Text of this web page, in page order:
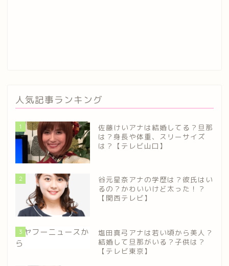
人気記事ランキング
1
佐藤けいアナは結婚してる？旦那
は？身長や体重、スリーサイズ
は？【テレビ山口】
2
谷元星奈アナの学歴は？彼氏はい
るの？かわいいけど太った！？
【関西テレビ】
3
塩田真弓アナは若い頃から美人？
結婚して旦那がいる？子供は？
【テレビ東京】